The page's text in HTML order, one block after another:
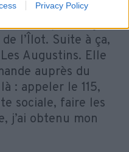
Privacy Policy
(CIP) à l’Îlot. Elle
un emploi d’agent
l’Îlot. Suite à ça,
Augustins. Elle
auprès du
: appeler le 115,
sociale, faire les
j’ai obtenu mon